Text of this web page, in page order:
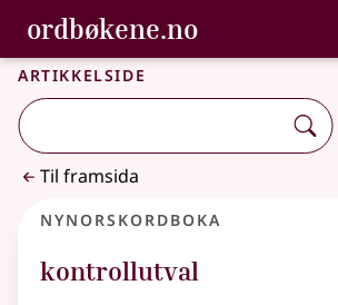
Gå til hovudinnhald
Tilgjenge
ordbøkene.no,
Bokmålsordboka og Nynorskordboka
Artikkelside
Til framsida
Nynorskordboka
kontrollutval